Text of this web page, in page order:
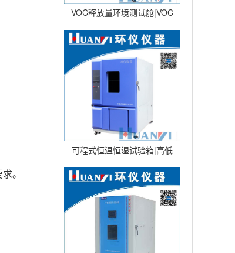
VOC释放量环境测试舱|VOC
环境舱|VOC挥发性试验仓 型
可程式恒温恒湿试验箱|高低
温湿热交变试验箱|恒温恒湿
试验机
。